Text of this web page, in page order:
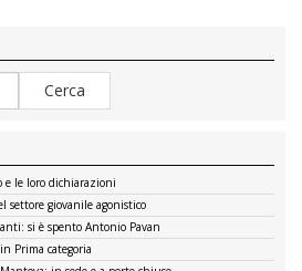
e le loro dichiarazioni
settore giovanile agonistico
si è spento Antonio Pavan
Prima categoria